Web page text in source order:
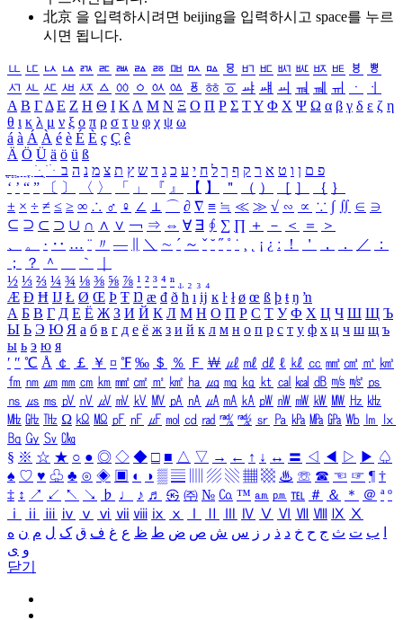
北京 을 입력하시려면 beijing을 입력하시고 space를 누르
시면 됩니다.
ㅥ ㅦ ㅧ ㅨ ㅩ ㅪ ㅫ ㅬ ㅭ ㅮ ㅯ ㅰ ㅱ ㅲ ㅳ ㅴ ㅵ ㅶ ㅷ ㅸ
ㅹ
ㅺ ㅻ ㅼ ㅽ ㅾ ㅿ ㆀ ㆁ ㆂ ㆃ ㆄ ㆅ ㆆ ㆇ ㆈ ㆉ ㆊ ㆋ ㆌ ㆍ
ㆎ
Α Β ΓΔ Ε Ζ Η Θ Ι ΚΛ Μ Ν Ξ Ο Π Ρ Σ ΤΥ Φ Χ Ψ Ω α β γ δ ε ζ η
θ ι κ λ μ ν ξ ο π ρ σ τ υ φ χ ψ ω
á à Á À é è É È ç Ç ê
Ä Ö Ü ä ö ü ß
ִֶֹ ֻּ ׁׂ פ ם ן ו ט א ר ק ף ך ל ח י ע כ ג ד ש ץ ת צ מ נ ה ב
‘ ’ “ ” 〔 〕 〈 〉 「 」 『 』 【 】 ＂ （ ） ［ ］ ｛ ｝
± × ÷ ≠ ≤ ≥ ∞ ∴ ♂ ♀ ∠ ⊥ ⌒ ∂ ∇ ≡ ≒ ≪ ≫ √ ∽ ∝ ∵ ∫ ∬ ∈ ∋
⊆ ⊇ ⊂ ⊃ ∪ ∩ ∧ ∨ ￢ ⇒ ⇔ ∀ ∃ ∮ ∑ ∏ ＋ － ＜ ＝
＞
、
。 · ‥ … ¨ 〃 ― ＼ ∼ ´ ～ ˇ ˘ ˝ ˚ ˙ ¸ ¡ ¿ ː ！ ＇ ， ． ／
：
；
？ ＾ ｀
½ ⅓ ⅔ ¼ ¾ ⅛ ⅜ ⅝ ⅞ ¹ ² ³ ⁴ ⁿ ₁ ₂ ₃ ₄
Æ Ð Ħ Ĳ Ł Ø Œ Þ Ŧ Ŋ æ đ ð ħ ı ĳ ĸ ŀ ł ø œ ß þ ŧ ŋ ŉ
А Б В Г Д Е Ё Ж З И Й К Л М Н О П Р С Т У Ф Х Ц Ч Ш Щ Ъ
Ы Ь Э Ю Я а б в г д е ё ж з и й к л м н о п р с т у ф х ц ч ш щ ъ
ы ь э ю я
′ ″ ℃ Å ￠ ￡ ￥ ¤ ℉ ‰ ＄ ％ Ｆ ￦ ㎕ ㎖ ㎗ ℓ ㎘ ㏄ ㎣ ㎤ ㎥ ㎦
㎙ ㎚ ㎛ ㎜ ㎝ ㎞ ㎟ ㎠ ㎡ ㎢ ㏊ ㎍ ㎎ ㎏ ㏏ ㎈ ㎉ ㏈ ㎧ ㎨ ㎰
㎱ ㎲ ㎳ ㎴ ㎵ ㎶ ㎷ ㎸ ㎹ ㎀ ㎁ ㎂ ㎃ ㎄ ㎺ ㎻ ㎽ ㎾ ㎿ ㎐ ㎑
㎒ ㎓ ㎔ Ω ㏀ ㏁ ㎊ ㎋ ㎌ ㏖ ㏅ ㎭ ㎮ ㎯ ㏛ ㎩ ㎪ ㎫ ㎬ ㏝ ㏐
㏓
㏃ ㏉ ㏜ ㏆
§ ※ ☆ ★ ○ ● ◎ ◇ ◆ □ ■ △ ▽ → ← ↑ ↓ ↔ 〓 ◁ ◀ ▷ ▶ ♤
♠ ♡ ♥ ♧ ♣ ⊙ ◈ ▣ ◐ ◑ ▒ ▤ ▨ ▧ ▦ ▩ ♨ ☏ ☎ ☜ ☞ ¶ †
‡ ↕ ↗ ↙ ↖ ↘ ♭ ♩ ♪ ♬ ㉿ ㈜ № ㏇ ™ ㏂ ㏘ ℡ ＃ ＆ ＊ ＠ ª º
ⅰ
ⅱ ⅲ ⅳ ⅴ ⅵ ⅶ ⅷ ⅸ ⅹ Ⅳ Ⅴ Ⅵ Ⅶ Ⅷ Ⅸ Ⅹ
ب ت ث ج ح خ د ذ ر ز س ش ص ض ط ظ ع غ ف ق ک ل م ن ه
و ی
닫기